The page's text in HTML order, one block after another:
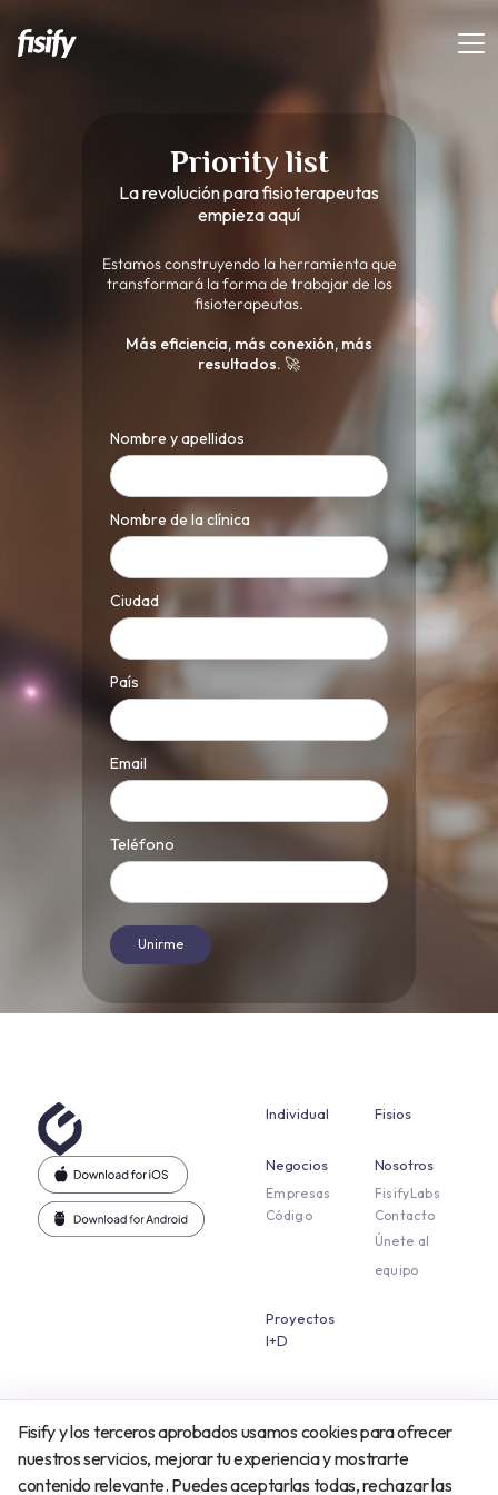
Priority list
La revolución para fisioterapeutas
empieza aquí
Estamos construyendo la herramienta que
transformará la forma de trabajar de los
fisioterapeutas.
Más eficiencia, más conexión, más
resultados. 🚀
Nombre y apellidos
Nombre de la clínica
Ciudad
País
Email
Teléfono
Individual Fisios
Negocios
Empresas
Código
Nosotros
FisifyLabs
Contacto
Únete al
equipo
Proyectos
I+D
Aviso legalPolítica de cookiesPolítica de privacidadTerms And Conditions
Fisify y los terceros aprobados usamos cookies para ofrecer
nuestros servicios, mejorar tu experiencia y mostrarte
contenido relevante. Puedes aceptarlas todas, rechazar las